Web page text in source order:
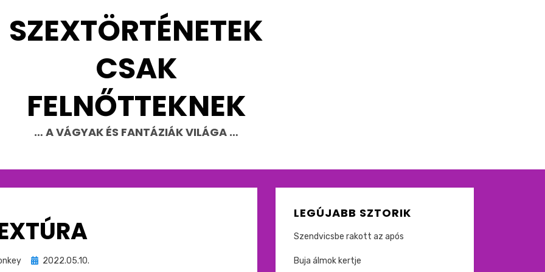
SZEXTÖRTÉNETEK
CSAK
FELNŐTTEKNEK
… A VÁGYAK ÉS FANTÁZIÁK VILÁGA …
Beküldve
2022.05.10.
LEGÚJABB SZTORIK
Szendvicsbe rakott az após
Buja álmok kertje